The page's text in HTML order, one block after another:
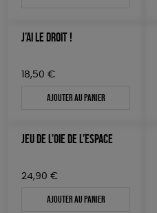
J’AI LE DROIT !
18,50 €
Ajouter au panier
JEU DE L’OIE DE L’ESPACE
24,90 €
Ajouter au panier